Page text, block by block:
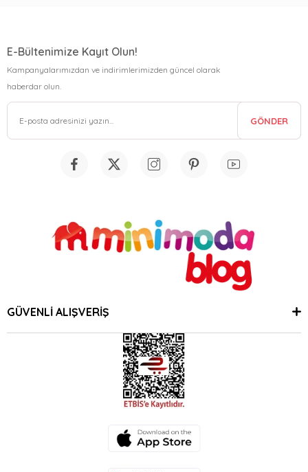
E-Bültenimize Kayıt Olun!
Kampanyalarımızdan ve indirimlerimizden güncel olarak
haberdar olun.
GÖNDER
GÜVENLİ ALIŞVERİŞ